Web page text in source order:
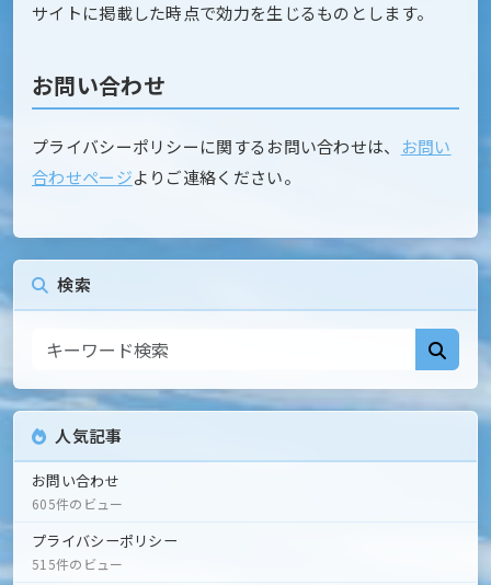
サイトに掲載した時点で効力を生じるものとします。
お問い合わせ
プライバシーポリシーに関するお問い合わせは、
お問い
合わせページよりご連絡ください。
検索
人気記事
お問い合わせ
605件のビュー
プライバシーポリシー
515件のビュー